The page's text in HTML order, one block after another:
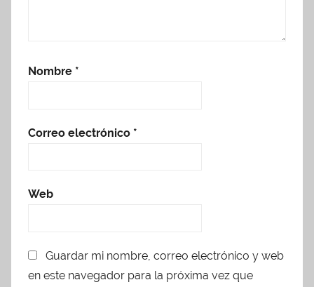
Nombre *
Correo electrónico *
Web
Guardar mi nombre, correo electrónico y web
en este navegador para la próxima vez que